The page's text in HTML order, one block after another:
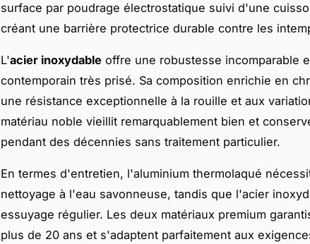
surface par poudrage électrostatique suivi d'une
créant une barrière protectrice durable contre les
L'acier inoxydable offre une robustesse incomparable
contemporain très prisé. Sa composition enrichie en
une résistance exceptionnelle à la rouille et aux
matériau noble vieillit remarquablement bien et
pendant des décennies sans traitement particulier.
En termes d'entretien, l'aluminium thermolaqué
nettoyage à l'eau savonneuse, tandis que l'acier
essuyage régulier. Les deux matériaux premium
plus de 20 ans et s'adaptent parfaitement aux